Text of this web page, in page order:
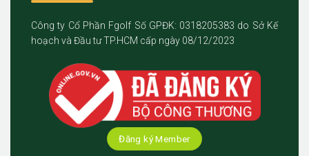
Công ty Cổ Phần Fgolf Số GPĐK: 0318205383 do Sở Kế
hoạch và Đầu tư TP.HCM cấp ngày 08/12/2023
Đăng ký Member